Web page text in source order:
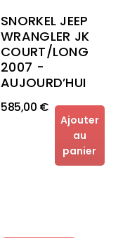
SNORKEL JEEP
WRANGLER JK
COURT/LONG
2007 -
AUJOURD’HUI
585,00 €
Ajouter
au
panier